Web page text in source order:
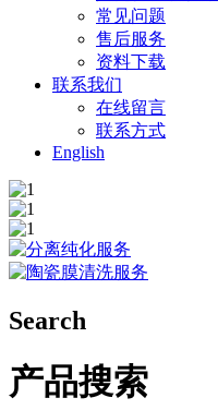
常见问题
售后服务
资料下载
联系我们
在线留言
联系方式
English
Search
产品搜索